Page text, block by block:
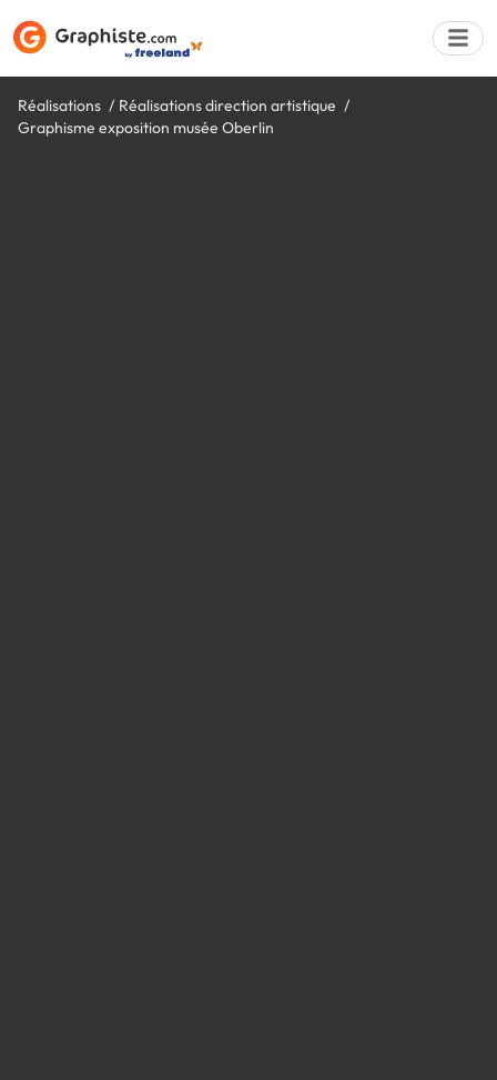
Réalisations
Réalisations direction artistique
Graphisme exposition musée Oberlin